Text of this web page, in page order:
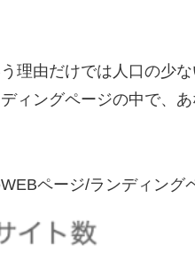
理由だけでは人口の少
ィングページの中で、
ページ/ランディング